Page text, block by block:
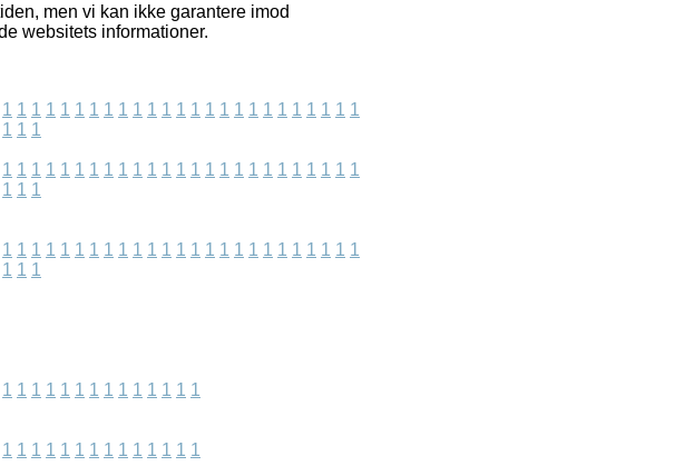
men vi kan ikke garantere imod
websitets informationer.
1 1 1 1 1 1 1 1 1 1 1 1 1 1 1 1 1 1 1 1 1 1 1 1 1
1 1 1
1 1 1 1 1 1 1 1 1 1 1 1 1 1 1 1 1 1 1 1 1 1 1 1 1
1 1 1
1 1 1 1 1 1 1 1 1 1 1 1 1 1 1 1 1 1 1 1 1 1 1 1 1
1 1 1
1 1 1 1 1 1 1 1 1 1 1 1 1 1
1 1 1 1 1 1 1 1 1 1 1 1 1 1